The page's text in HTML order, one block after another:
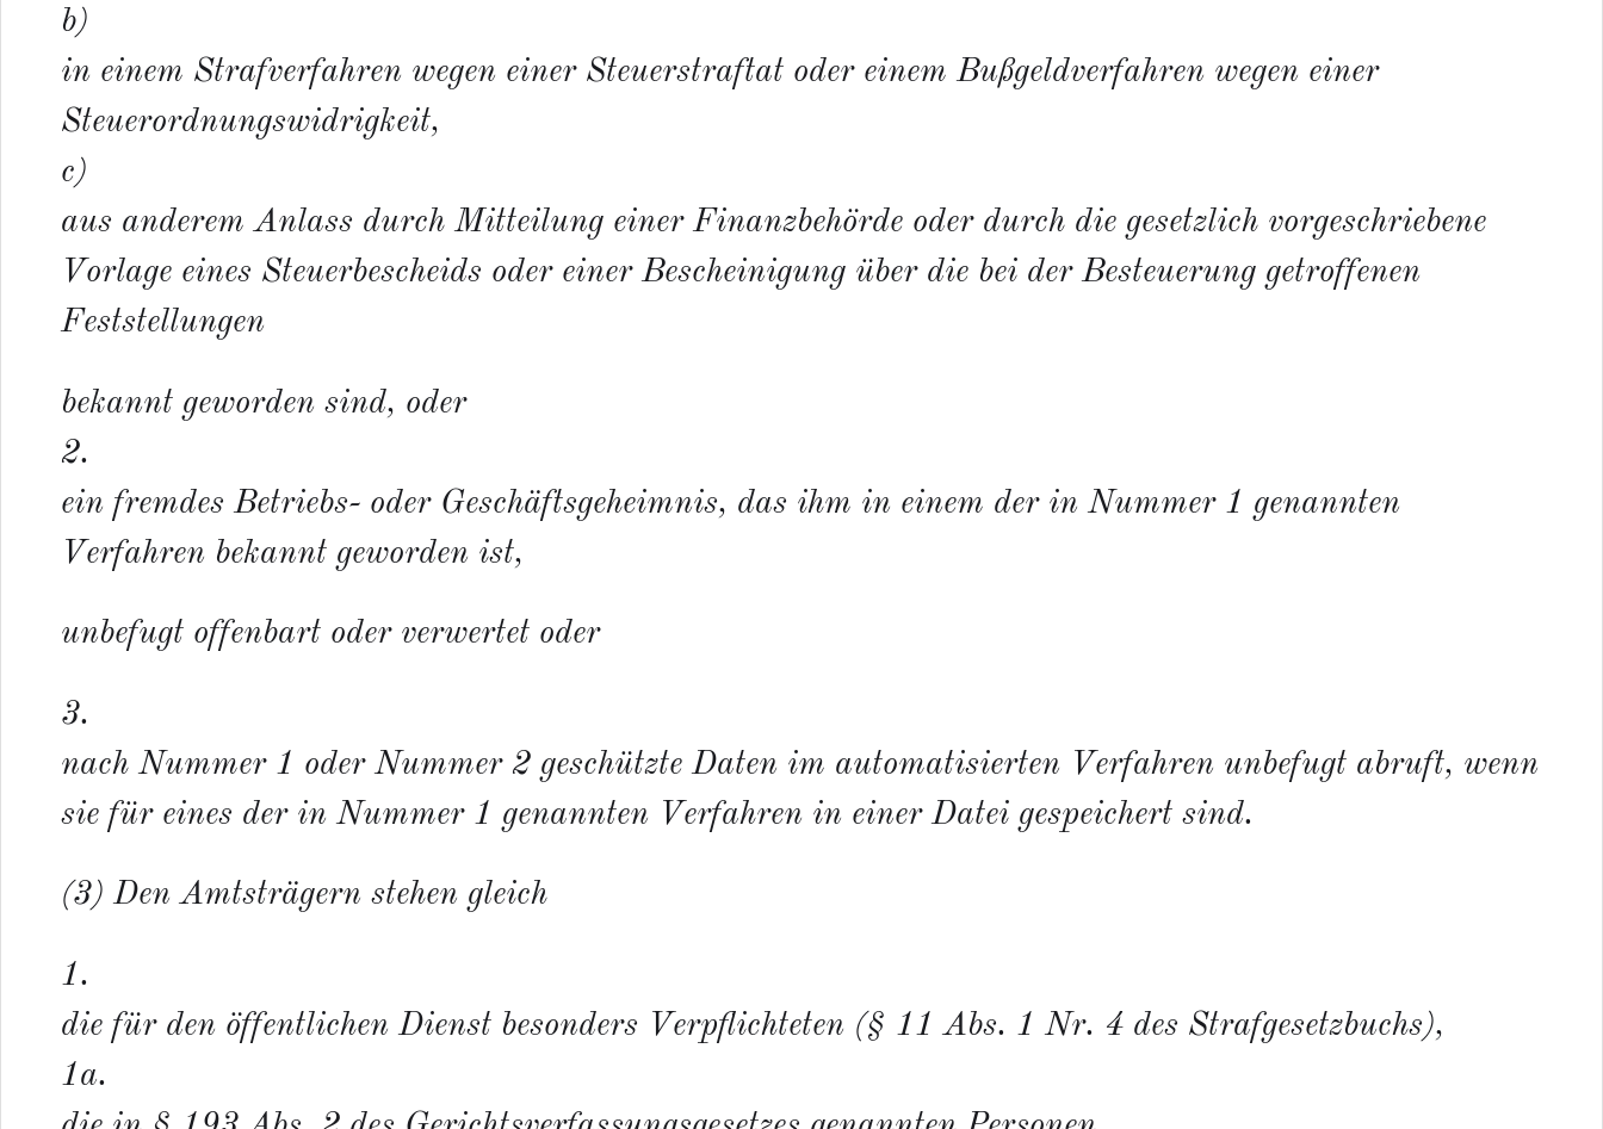
b)
in einem Strafverfahren wegen einer Steuerstraftat oder einem Bußgeldverfahren wegen einer
Steuerordnungswidrigkeit,
c)
aus anderem Anlass durch Mitteilung einer Finanzbehörde oder durch die gesetzlich vorgeschriebene
Vorlage eines Steuerbescheids oder einer Bescheinigung über die bei der Besteuerung getroffenen
Feststellungen
bekannt geworden sind, oder
2.
ein fremdes Betriebs- oder Geschäftsgeheimnis, das ihm in einem der in Nummer 1 genannten
Verfahren bekannt geworden ist,
unbefugt offenbart oder verwertet oder
3.
nach Nummer 1 oder Nummer 2 geschützte Daten im automatisierten Verfahren unbefugt abruft, wenn
sie für eines der in Nummer 1 genannten Verfahren in einer Datei gespeichert sind.
(3) Den Amtsträgern stehen gleich
1.
die für den öffentlichen Dienst besonders Verpflichteten (§ 11 Abs. 1 Nr. 4 des Strafgesetzbuchs),
1a.